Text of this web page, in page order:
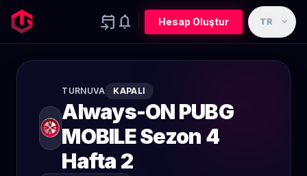
event_upcoming notifications Hesap Oluştur TR expand_more
TURNUVA KAPALI
Always-ON PUBG
MOBILE Sezon 4
Hafta 2